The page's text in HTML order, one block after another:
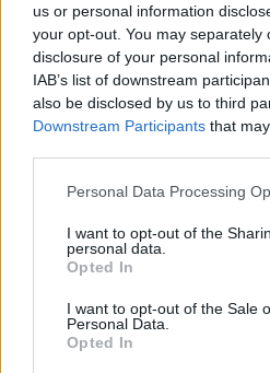
us or personal information
your opt-out. You may separately
disclosure of your personal
IAB’s list of downstream
also be disclosed by us to third
Downstream Participants that
Personal Data Processing
I want to opt-out of the
personal data.
Opted In
I want to opt-out of the Sale
Personal Data.
Opted In
-Τετάρτη 11 Μαρτίουστο
Πλωμαρίουστις 18:00
Γενική είσοδος 8 ευρώ.
Τηλέφωνο επικοινωνίας
Πληροφορίες:
Επίσημη Ιστοσελίδα
ΣτοFacebook